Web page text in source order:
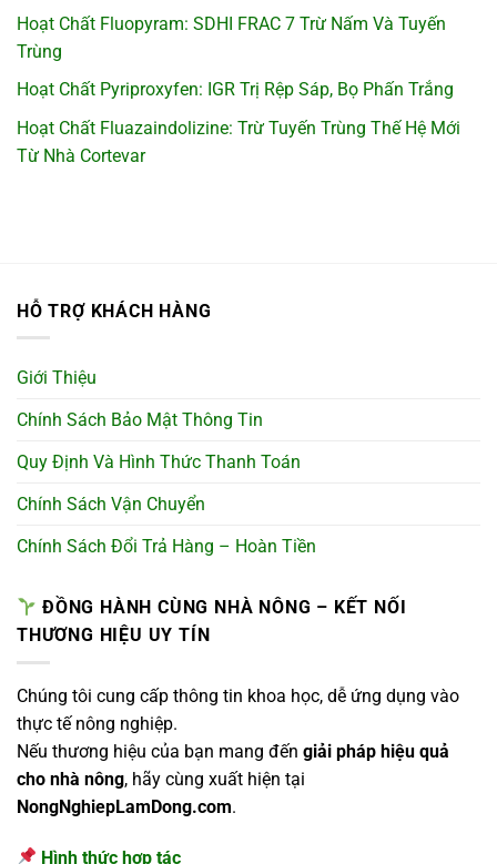
Hoạt Chất Fluopyram: SDHI FRAC 7 Trừ Nấm Và Tuyến
Trùng
Hoạt Chất Pyriproxyfen: IGR Trị Rệp Sáp, Bọ Phấn Trắng
Hoạt Chất Fluazaindolizine: Trừ Tuyến Trùng Thế Hệ Mới
Từ Nhà Cortevar
HỖ TRỢ KHÁCH HÀNG
Giới Thiệu
Chính Sách Bảo Mật Thông Tin
Quy Định Và Hình Thức Thanh Toán
Chính Sách Vận Chuyển
Chính Sách Đổi Trả Hàng – Hoàn Tiền
ĐỒNG HÀNH CÙNG NHÀ NÔNG – KẾT NỐI
THƯƠNG HIỆU UY TÍN
Chúng tôi cung cấp thông tin khoa học, dễ ứng dụng vào
thực tế nông nghiệp.
Nếu thương hiệu của bạn mang đến giải pháp hiệu quả
cho nhà nông, hãy cùng xuất hiện tại
NongNghiepLamDong.com.
Hình thức hợp tác